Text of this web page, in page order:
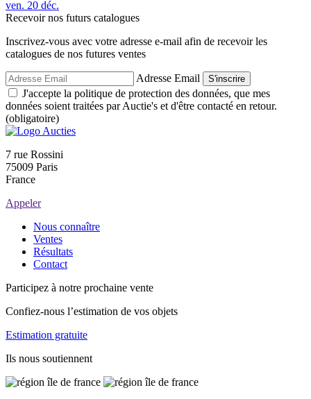
ven. 20 déc.
Recevoir nos futurs catalogues
Inscrivez-vous avec votre adresse e-mail afin de recevoir les
catalogues de nos futures ventes
Adresse Email S'inscrire
J'accepte la politique de protection des données, que mes
données soient traitées par Auctie's et d'être contacté en retour.
(obligatoire)
7 rue Rossini
75009 Paris
France
Appeler
Nous connaître
Ventes
Résultats
Contact
Participez à notre prochaine vente
Confiez-nous l’estimation de vos objets
Estimation gratuite
Ils nous soutiennent